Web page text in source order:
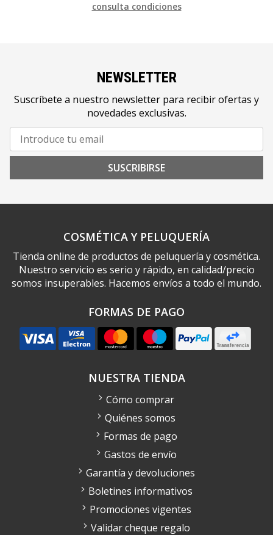
consulta condiciones
NEWSLETTER
Suscríbete a nuestro newsletter para recibir ofertas y
novedades exclusivas.
SUSCRIBIRSE
COSMÉTICA Y PELUQUERÍA
Tienda online de productos de peluquería y cosmética.
Nuestro servicio es serio y rápido, en calidad/precio
somos insuperables. Hacemos envíos a todo el mundo.
FORMAS DE PAGO
NUESTRA TIENDA
Cómo comprar
Quiénes somos
Formas de pago
Gastos de envío
Garantía y devoluciones
Boletines informativos
Promociones vigentes
Validar cheque regalo